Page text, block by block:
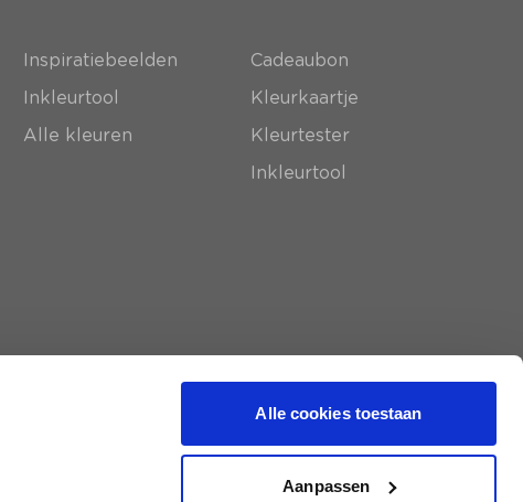
Alle cookies toestaan
Aanpassen
Inspiratiebeelden
Inkleurtool
Alle kleuren
Cadeaubon
Kleurkaartje
Kleurtester
Inkleurtool